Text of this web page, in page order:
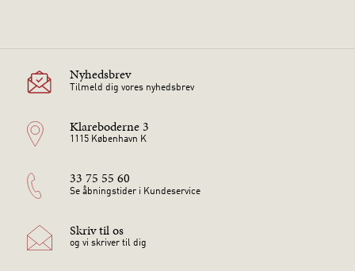
Nyhedsbrev
Tilmeld dig vores nyhedsbrev
Klareboderne 3
1115 København K
33 75 55 60
Se åbningstider i Kundeservice
Skriv til os
og vi skriver til dig